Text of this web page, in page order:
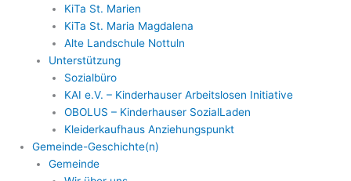
KiTa St. Marien
KiTa St. Maria Magdalena
Alte Landschule Nottuln
Unterstützung
Sozialbüro
KAI e.V. – Kinderhauser Arbeitslosen Initiative
OBOLUS – Kinderhauser SozialLaden
Kleiderkaufhaus Anziehungspunkt
Gemeinde-Geschichte(n)
Gemeinde